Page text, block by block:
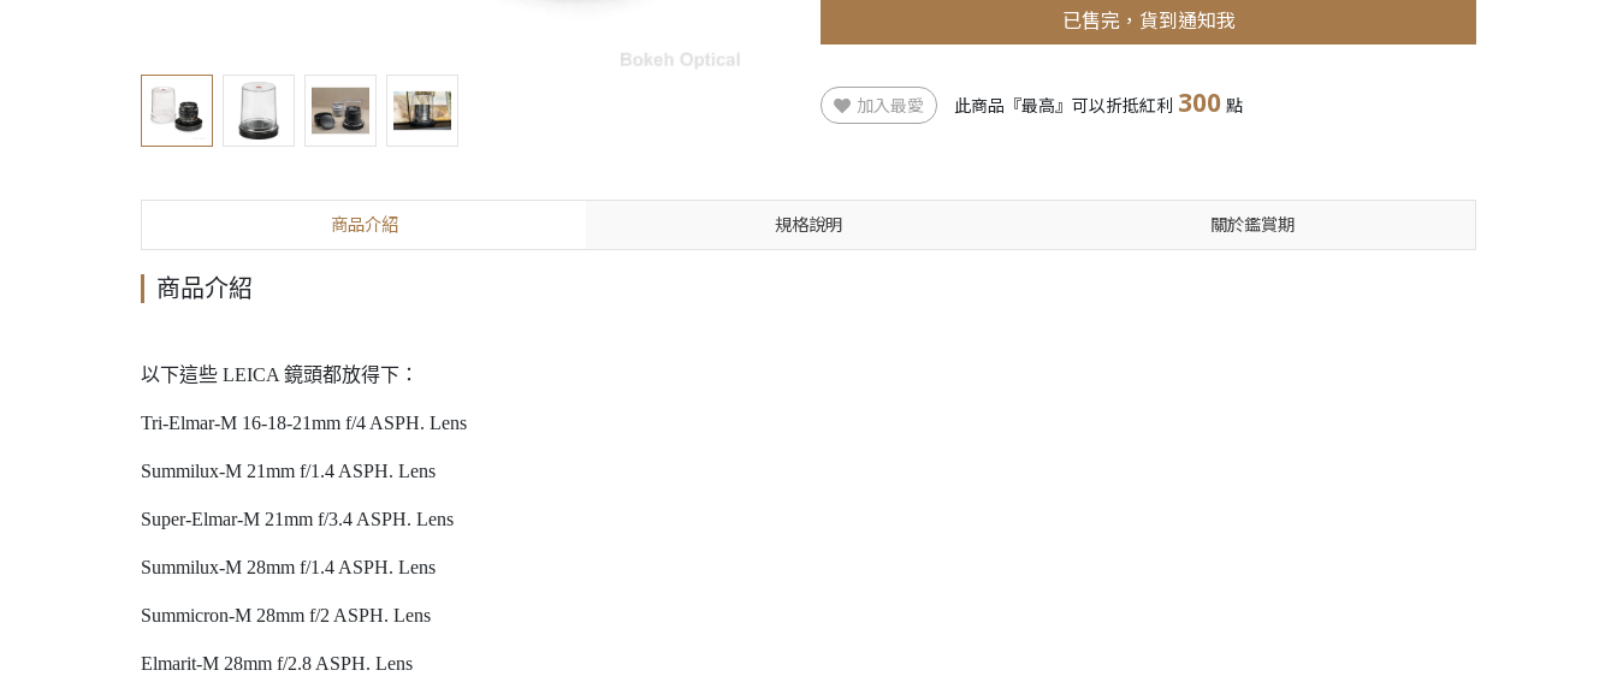
已售完，貨到通知我
加入最愛 此商品『最高』可以折抵紅利 300 點
商品介紹 規格說明 關於鑑賞期
商品介紹
以下這些 LEICA 鏡頭都放得下：
Tri-Elmar-M 16-18-21mm f/4 ASPH. Lens
Summilux-M 21mm f/1.4 ASPH. Lens
Super-Elmar-M 21mm f/3.4 ASPH. Lens
Summilux-M 28mm f/1.4 ASPH. Lens
Summicron-M 28mm f/2 ASPH. Lens
Elmarit-M 28mm f/2.8 ASPH. Lens